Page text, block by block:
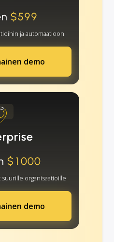
$599
ja automaatioon
demo
$1000
suurille organisaatioille
demo